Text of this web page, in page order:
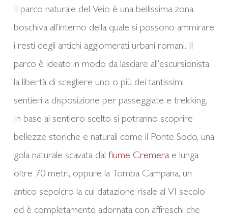
Il parco naturale del Veio è una bellissima zona
boschiva all’interno della quale si possono ammirare
i resti degli antichi agglomerati urbani romani. Il
parco è ideato in modo da lasciare all’escursionista
la libertà di scegliere uno o più dei tantissimi
sentieri a disposizione per passeggiate e trekking.
In base al sentiero scelto si potranno scoprire
bellezze storiche e naturali come il Ponte Sodo, una
gola naturale scavata dal fiume Cremerae lunga
oltre 70 metri, oppure la Tomba Campana, un
antico sepolcro la cui datazione risale al VI secolo
ed è completamente adornata con affreschi che